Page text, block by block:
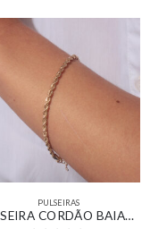
PULSEIRAS
PULSEIRA CORDÃO BAIANO BANHADA EM OURO 18K